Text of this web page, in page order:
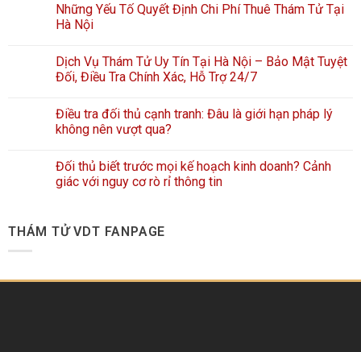
Những Yếu Tố Quyết Định Chi Phí Thuê Thám Tử Tại
Hà Nội
Dịch Vụ Thám Tử Uy Tín Tại Hà Nội – Bảo Mật Tuyệt
Đối, Điều Tra Chính Xác, Hỗ Trợ 24/7
Điều tra đối thủ cạnh tranh: Đâu là giới hạn pháp lý
không nên vượt qua?
Đối thủ biết trước mọi kế hoạch kinh doanh? Cảnh
giác với nguy cơ rò rỉ thông tin
THÁM TỬ VDT FANPAGE